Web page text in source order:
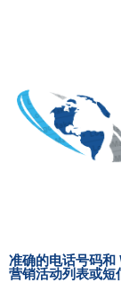
准确的电话号码和
营销活动列表或短